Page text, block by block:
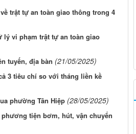
trật tự an toàn giao thông trong 4
lý vi phạm trật tự an toàn giao
tuyến, địa bàn (21/05/2025)
3 tiêu chí so với tháng liền kề
phường Tân Hiệp (28/05/2025)
tiện bơm, hút, vận chuyển